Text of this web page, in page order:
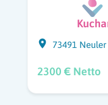
73491 Neuler
2300 € Netto